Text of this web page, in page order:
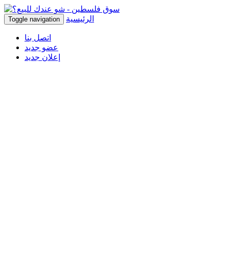
Toggle navigation الرئيسية
اتصل بنا
عضو جديد
إعلان جديد